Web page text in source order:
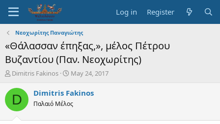
Log in Register
Νεοχωρίτης Παναγιώτης
«Θάλασσαν έπηξας,», μέλος Πέτρου
Βυζαντίου (Παν. Νεοχωρίτης)
T
r
a
Dimitris Fakinos
S
a
t
May 24, 2017
D Dimitris Fakinos
Παλαιό Μέλος